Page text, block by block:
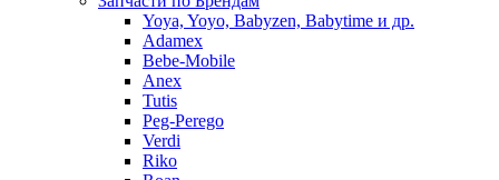
Yoya, Yoyo, Babyzen, Babytime и др.
Adamex
Bebe-Mobile
Anex
Tutis
Peg-Perego
Verdi
Riko